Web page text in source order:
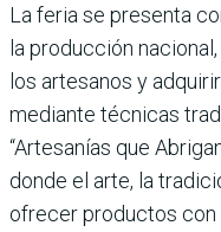
La feria se presenta
la producción
los artesanos y
mediante técnicas
“Artesanías que
donde el arte, la
ofrecer productos con